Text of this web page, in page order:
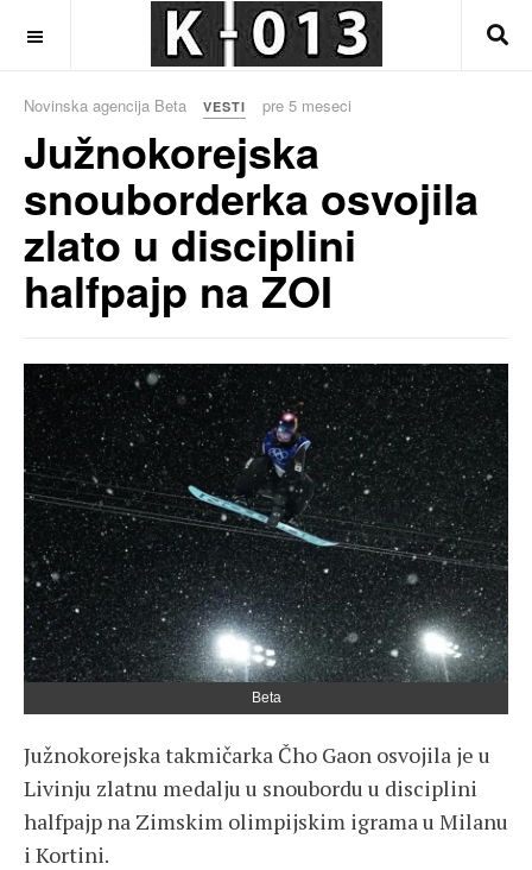
Novinska agencija Beta VESTI pre 5 meseci
Južnokorejska
snouborderka osvojila
zlato u disciplini
halfpajp na ZOI
Beta
Južnokorejska takmičarka Čho Gaon osvojila je u
Livinju zlatnu medalju u snoubordu u disciplini
halfpajp na Zimskim olimpijskim igrama u Milanu
i Kortini.